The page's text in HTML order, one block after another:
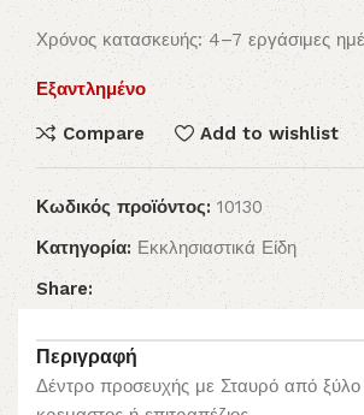
Χρόνος κατασκευής: 4–7 εργάσιμες
Εξαντλημένο
Compare Add to wishlist
Κωδικός προϊόντος:10130
Κατηγορία: Εκκλησιαστικά Είδη
Share:
Περιγραφή
Δέντρο προσευχής με Σταυρό από